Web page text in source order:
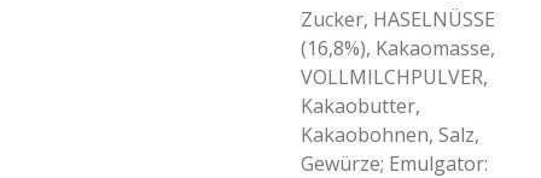
Zucker, HASELNÜSSE
(16,8%), Kakaomasse,
VOLLMILCHPULVER,
Kakaobutter,
Kakaobohnen, Salz,
Gewürze; Emulgator: